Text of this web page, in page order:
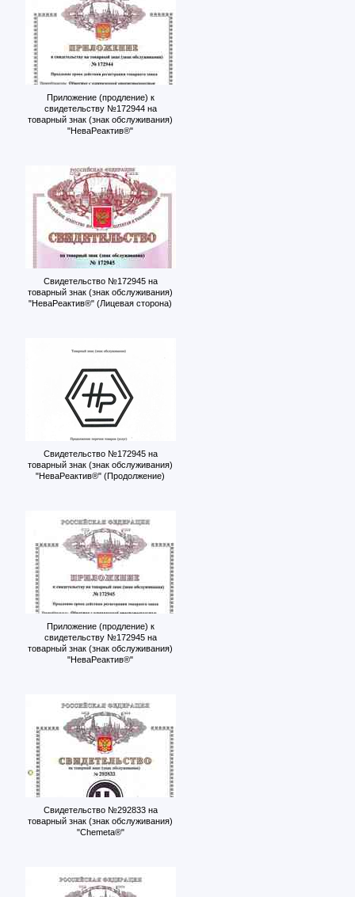
Приложение (продление) к
свидетельству №172944 на
товарный знак (знак обслуживания)
"НеваРеактив®"
Свидетельство №172945 на
товарный знак (знак обслуживания)
"НеваРеактив®" (Лицевая сторона)
Свидетельство №172945 на
товарный знак (знак обслуживания)
"НеваРеактив®" (Продолжение)
Приложение (продление) к
свидетельству №172945 на
товарный знак (знак обслуживания)
"НеваРеактив®"
Свидетельство №292833 на
товарный знак (знак обслуживания)
"Chemeta®"